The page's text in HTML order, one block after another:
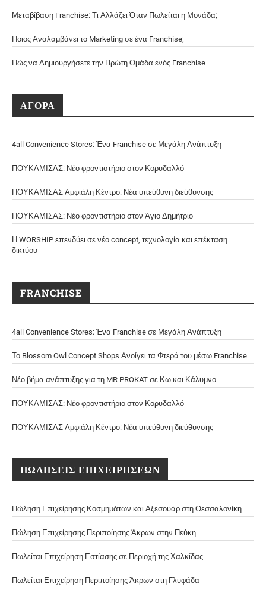
Μεταβίβαση Franchise: Τι Αλλάζει Όταν Πωλείται η Μονάδα;
Ποιος Αναλαμβάνει το Marketing σε ένα Franchise;
Πώς να Δημιουργήσετε την Πρώτη Ομάδα ενός Franchise
ΑΓΟΡΑ
4all Convenience Stores: Ένα Franchise σε Μεγάλη Ανάπτυξη
ΠΟΥΚΑΜΙΣΑΣ: Νέο φροντιστήριο στον Κορυδαλλό
ΠΟΥΚΑΜΙΣΑΣ Αμφιάλη Κέντρο: Νέα υπεύθυνη διεύθυνσης
ΠΟΥΚΑΜΙΣΑΣ: Νέο φροντιστήριο στον Άγιο Δημήτριο
Η WORSHIP επενδύει σε νέο concept, τεχνολογία και επέκταση
δικτύου
FRANCHISE
4all Convenience Stores: Ένα Franchise σε Μεγάλη Ανάπτυξη
Το Blossom Owl Concept Shops Ανοίγει τα Φτερά του μέσω Franchise
Νέο βήμα ανάπτυξης για τη MR PROKAT σε Κω και Κάλυμνο
ΠΟΥΚΑΜΙΣΑΣ: Νέο φροντιστήριο στον Κορυδαλλό
ΠΟΥΚΑΜΙΣΑΣ Αμφιάλη Κέντρο: Νέα υπεύθυνη διεύθυνσης
ΠΩΛΗΣΕΙΣ ΕΠΙΧΕΙΡΗΣΕΩΝ
Πώληση Επιχείρησης Κοσμημάτων και Αξεσουάρ στη Θεσσαλονίκη
Πώληση Επιχείρησης Περιποίησης Άκρων στην Πεύκη
Πωλείται Επιχείρηση Εστίασης σε Περιοχή της Χαλκίδας
Πωλείται Επιχείρηση Περιποίησης Άκρων στη Γλυφάδα